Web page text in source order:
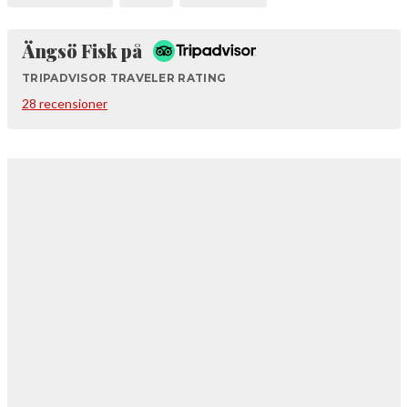
Ängsö Fisk på Tripadvisor
TRIPADVISOR TRAVELER RATING
28 recensioner